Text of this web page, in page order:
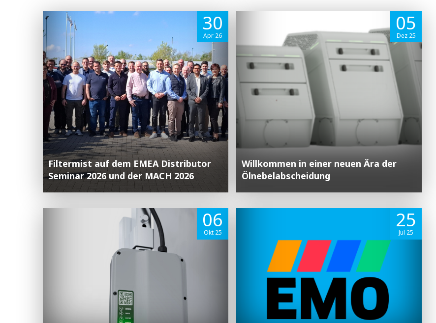
Filtermist auf dem EMEA Distributor
Seminar 2026 und der MACH 2026
30
Apr 26
Willkommen in einer neuen Ära der
Ölnebelabscheidung
05
Dez 25
06
Okt 25
25
Jul 25